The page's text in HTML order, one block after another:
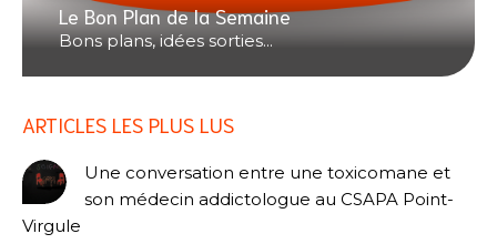
Le Bon Plan de la Semaine
Bons plans, idées sorties...
ARTICLES LES PLUS LUS
Une conversation entre une toxicomane et
son médecin addictologue au CSAPA Point-
Virgule